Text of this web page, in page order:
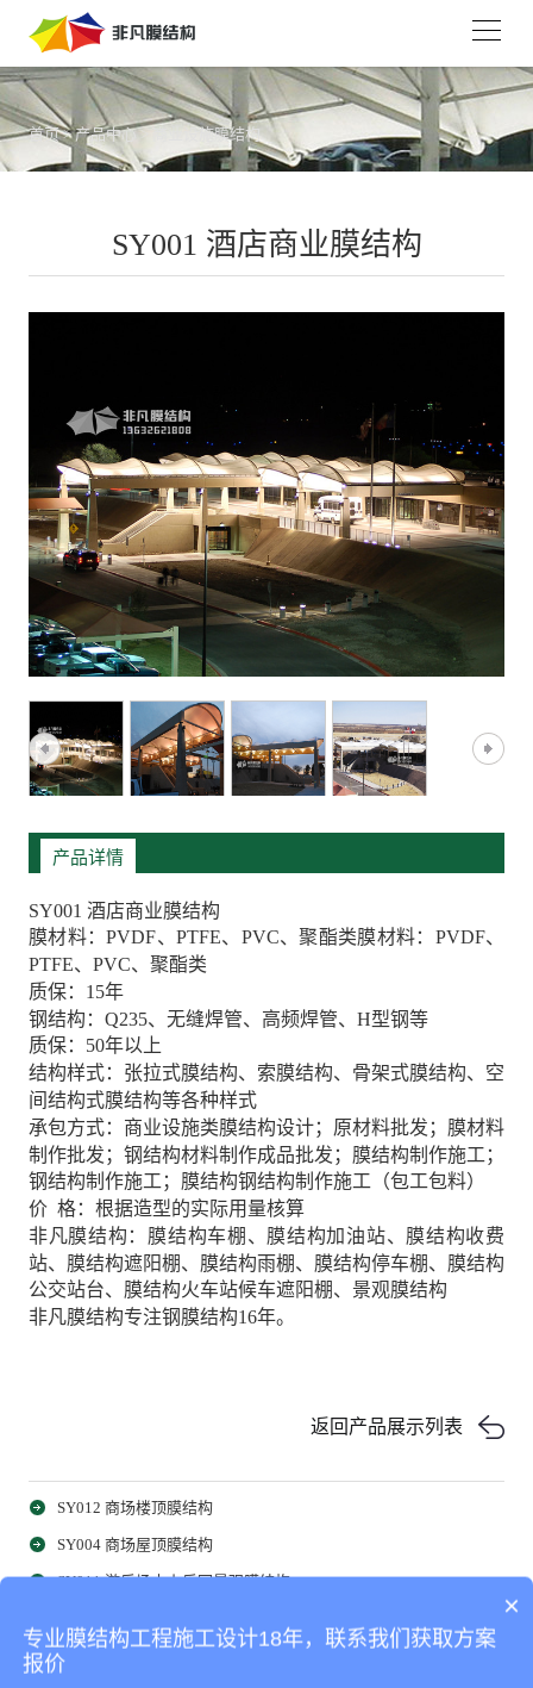
首页>产品中心 商业设施膜结构
SY001 酒店商业膜结构
产品详情
SY001 酒店商业膜结构
膜材料：PVDF、PTFE、PVC、聚酯类膜材料：PVDF、
PTFE、PVC、聚酯类
质保：15年
钢结构：Q235、无缝焊管、高频焊管、H型钢等
质保：50年以上
结构样式：张拉式膜结构、索膜结构、骨架式膜结构、空
间结构式膜结构等各种样式
承包方式：商业设施类膜结构设计；原材料批发；膜材料
制作批发；钢结构材料制作成品批发；膜结构制作施工；
钢结构制作施工；膜结构钢结构制作施工（包工包料）
价 格：根据造型的实际用量核算
非凡膜结构：膜结构车棚、膜结构加油站、膜结构收费
站、膜结构遮阳棚、膜结构雨棚、膜结构停车棚、膜结构
公交站台、膜结构火车站候车遮阳棚、景观膜结构
非凡膜结构专注钢膜结构16年。
返回产品展示列表
SY012 商场楼顶膜结构
SY004 商场屋顶膜结构
SY011 游乐场水上乐园景观膜结构
相关产品
×
专业膜结构工程施工设计18年，联系我们获取方案
报价